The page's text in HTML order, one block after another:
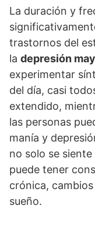
La duración y
trastornos del
la depresión
experimentar
del dí­a, casi
extendido,
las personas
maní­a y
no solo se
puede tener
crónica,
sueño.